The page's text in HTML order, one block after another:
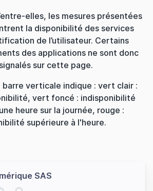
elles, les mesures présentées
la disponibilité des services
de l’utilisateur. Certains
des applications ne sont donc
sur cette page.
barre verticale indique : vert clair :
vert foncé : indisponibilité
heure sur la journée, rouge :
supérieure à l'heure.
SAS